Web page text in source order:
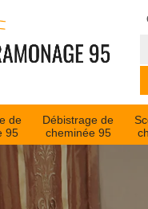
de
95
Débistrage de
cheminée 95